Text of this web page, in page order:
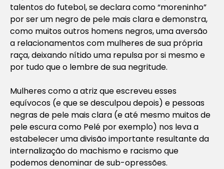
talentos do futebol, se declara como “moreninho”
por ser um negro de pele mais clara e demonstra,
como muitos outros homens negros, uma aversão
a relacionamentos com mulheres de sua própria
raça, deixando nítido uma repulsa por si mesmo e
por tudo que o lembre de sua negritude.
Mulheres como a atriz que escreveu esses
equívocos (e que se desculpou depois) e pessoas
negras de pele mais clara (e até mesmo muitos de
pele escura como Pelé por exemplo) nos leva a
estabelecer uma divisão importante resultante da
internalização do machismo e racismo que
podemos denominar de sub-opressões.